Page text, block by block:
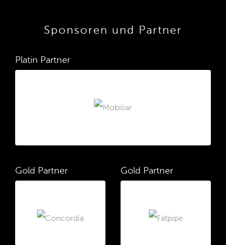
Sponsoren und Partner
Platin Partner
Gold Partner Gold Partner